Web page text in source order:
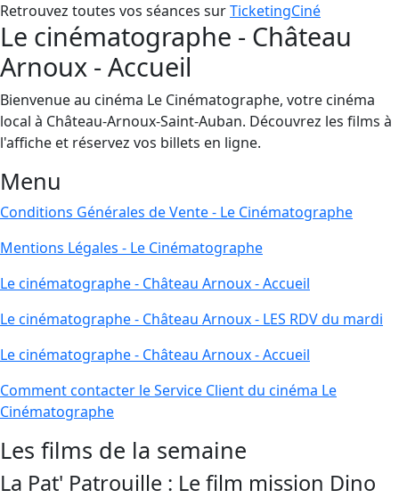
Retrouvez toutes vos séances surTicketingCiné
Le cinématographe - Château
Arnoux - Accueil
Bienvenue au cinéma Le Cinématographe, votre cinéma
local à Château-Arnoux-Saint-Auban. Découvrez les films à
l'affiche et réservez vos billets en ligne.
Menu
Conditions Générales de Vente - Le Cinématographe
Mentions Légales - Le Cinématographe
Le cinématographe - Château Arnoux - Accueil
Le cinématographe - Château Arnoux - LES RDV du mardi
Le cinématographe - Château Arnoux - Accueil
Comment contacter le Service Client du cinéma Le
Cinématographe
Les films de la semaine
La Pat' Patrouille : Le film mission Dino